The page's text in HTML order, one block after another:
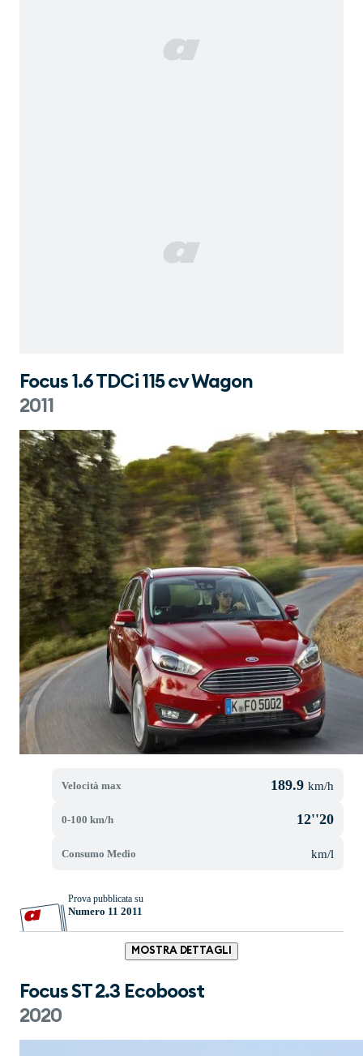
Focus 1.6 TDCi 115 cv Wagon
2011
Velocità max 189.9 km/h
0-100 km/h 12''20
Consumo Medio km/l
Prova pubblicata su
Numero 11 2011
MOSTRA DETTAGLI
Focus ST 2.3 Ecoboost
2020